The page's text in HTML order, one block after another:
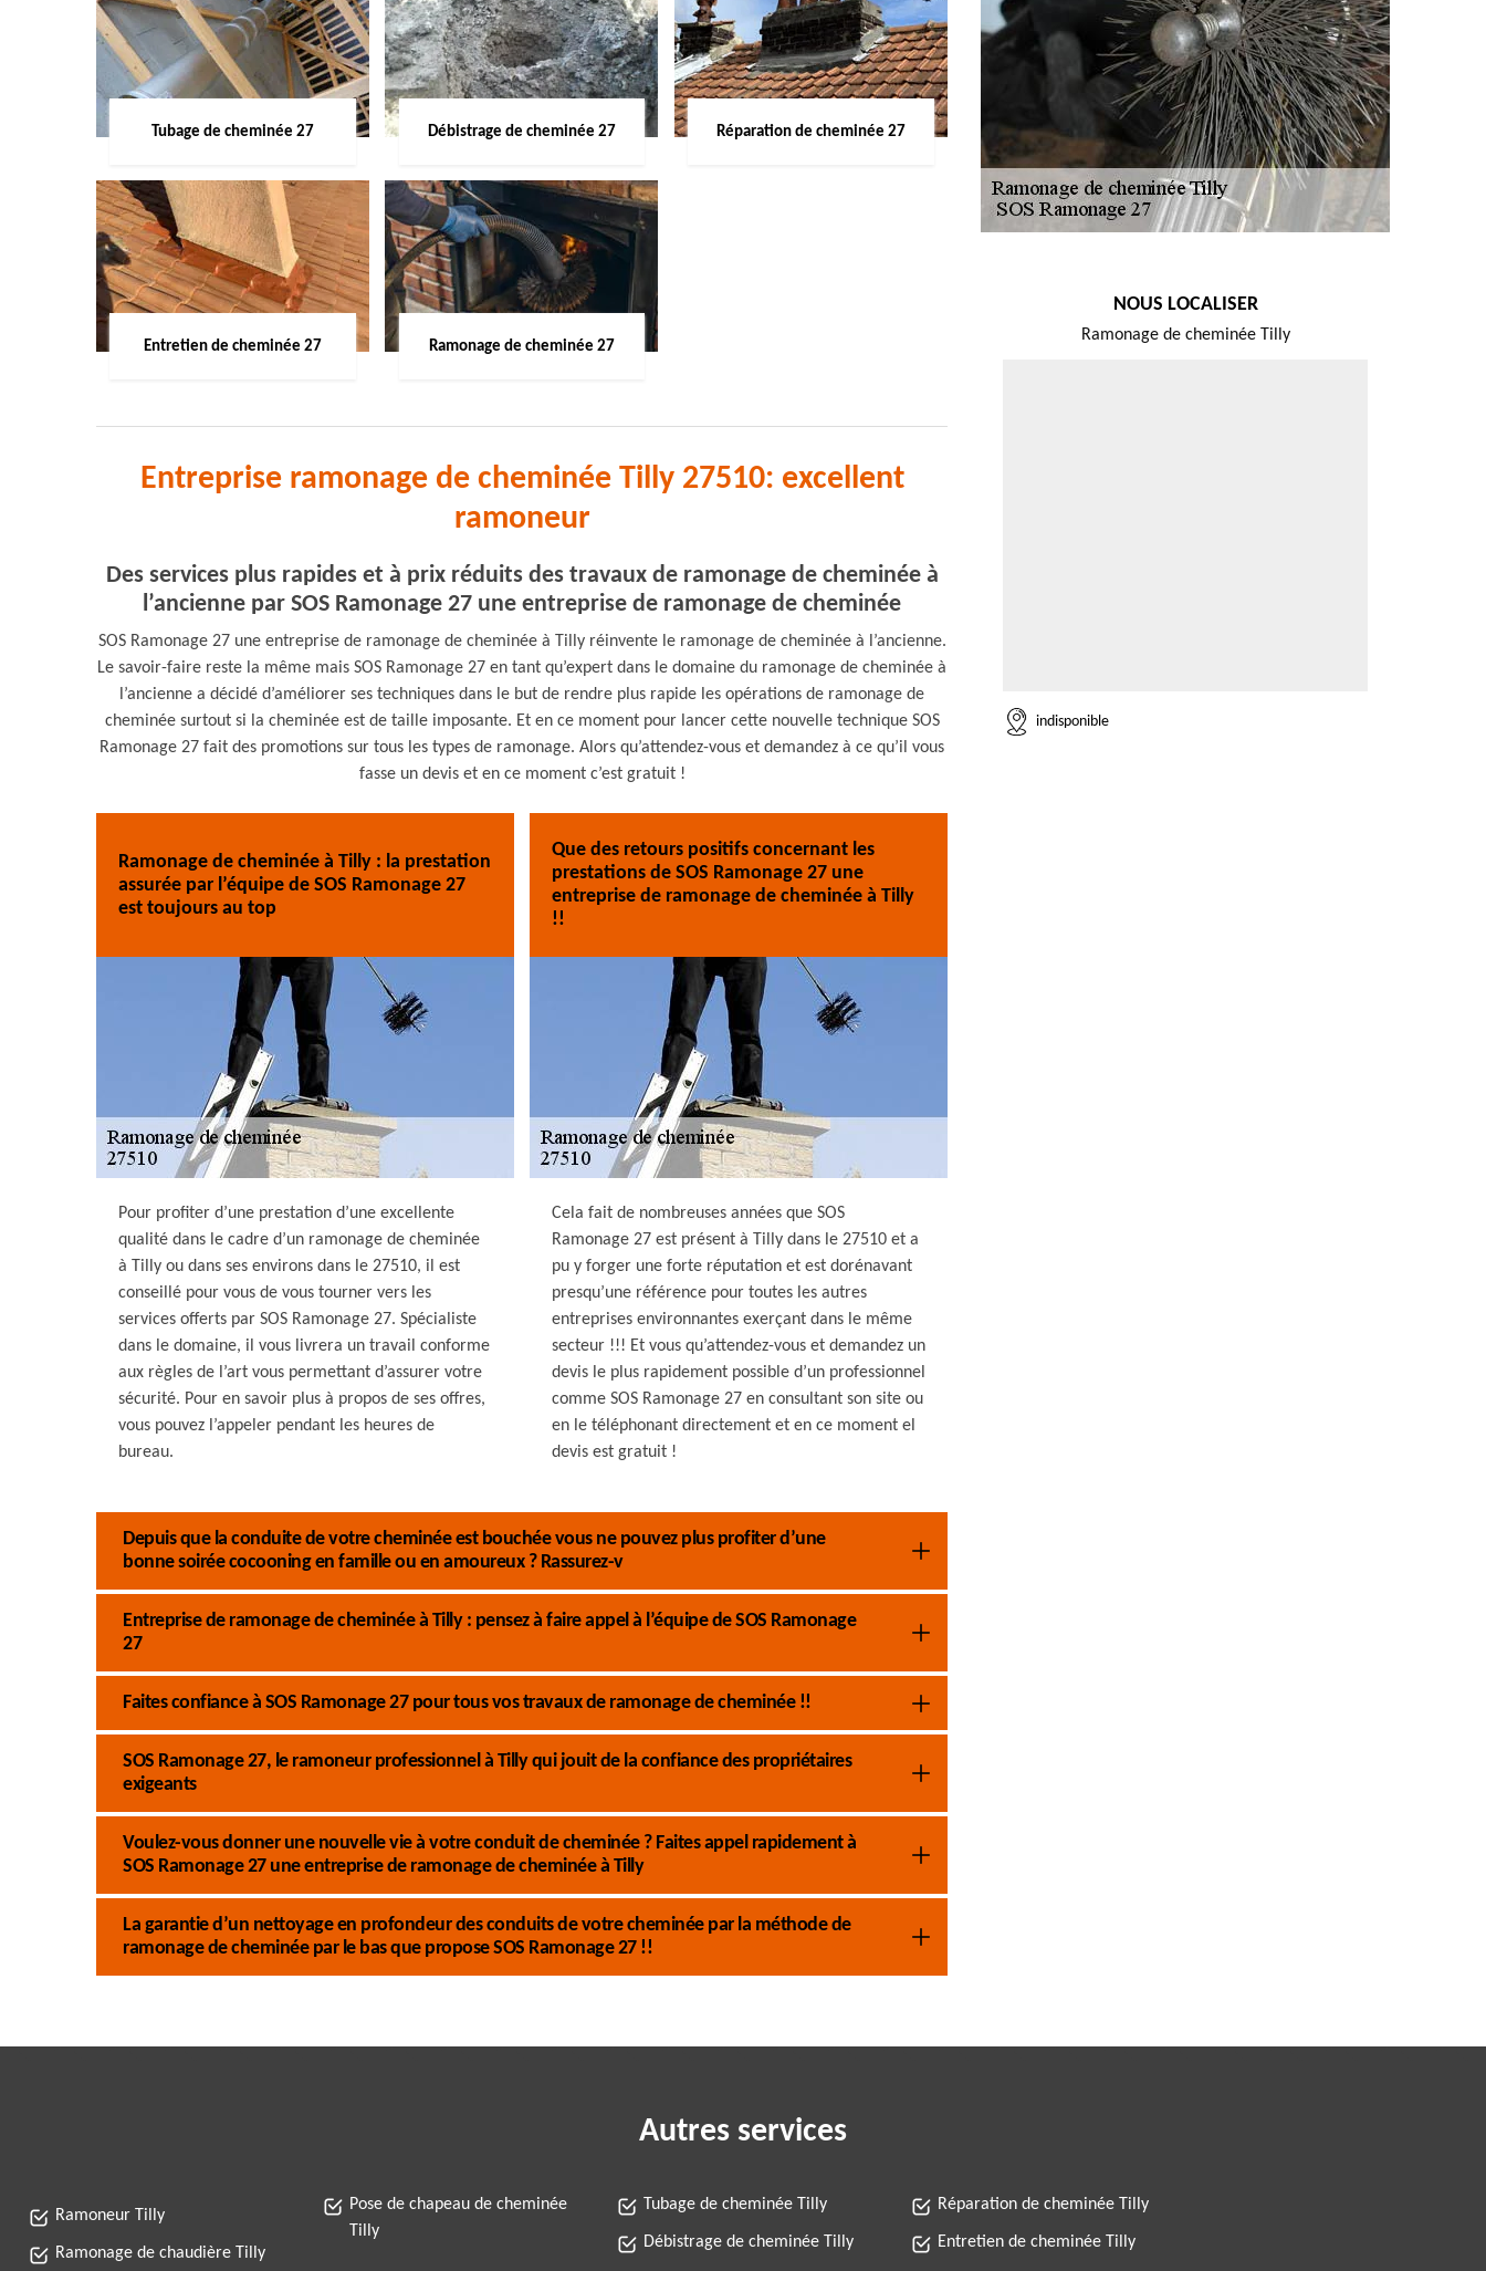
Tubage de cheminée 27 Débistrage de cheminée 27 Réparation de cheminée 27
Entretien de cheminée 27 Ramonage de cheminée 27
Entreprise ramonage de cheminée Tilly 27510: excellent
ramoneur
Des services plus rapides et à prix réduits des travaux de ramonage de cheminée à
l’ancienne par SOS Ramonage 27 une entreprise de ramonage de cheminée
SOS Ramonage 27 une entreprise de ramonage de cheminée à Tilly réinvente le ramonage de cheminée à l’ancienne.
Le savoir-faire reste la même mais SOS Ramonage 27 en tant qu’expert dans le domaine du ramonage de cheminée à
l’ancienne a décidé d’améliorer ses techniques dans le but de rendre plus rapide les opérations de ramonage de
cheminée surtout si la cheminée est de taille imposante. Et en ce moment pour lancer cette nouvelle technique SOS
Ramonage 27 fait des promotions sur tous les types de ramonage. Alors qu’attendez-vous et demandez à ce qu’il vous
fasse un devis et en ce moment c’est gratuit !
Ramonage de cheminée à Tilly : la prestation
assurée par l’équipe de SOS Ramonage 27
est toujours au top
Pour profiter d’une prestation d’une excellente
qualité dans le cadre d’un ramonage de cheminée
à Tilly ou dans ses environs dans le 27510, il est
conseillé pour vous de vous tourner vers les
services offerts par SOS Ramonage 27. Spécialiste
dans le domaine, il vous livrera un travail conforme
aux règles de l’art vous permettant d’assurer votre
sécurité. Pour en savoir plus à propos de ses offres,
vous pouvez l’appeler pendant les heures de
bureau.
Que des retours positifs concernant les
prestations de SOS Ramonage 27 une
entreprise de ramonage de cheminée à Tilly
!!
Cela fait de nombreuses années que SOS
Ramonage 27 est présent à Tilly dans le 27510 et a
pu y forger une forte réputation et est dorénavant
presqu’une référence pour toutes les autres
entreprises environnantes exerçant dans le même
secteur !!! Et vous qu’attendez-vous et demandez un
devis le plus rapidement possible d’un professionnel
comme SOS Ramonage 27 en consultant son site ou
en le téléphonant directement et en ce moment el
devis est gratuit !
Depuis que la conduite de votre cheminée est bouchée vous ne pouvez plus profiter d’une
bonne soirée cocooning en famille ou en amoureux ? Rassurez-v
Entreprise de ramonage de cheminée à Tilly : pensez à faire appel à l’équipe de SOS Ramonage
27
Faites confiance à SOS Ramonage 27 pour tous vos travaux de ramonage de cheminée !!
SOS Ramonage 27, le ramoneur professionnel à Tilly qui jouit de la confiance des propriétaires
exigeants
Voulez-vous donner une nouvelle vie à votre conduit de cheminée ? Faites appel rapidement à
SOS Ramonage 27 une entreprise de ramonage de cheminée à Tilly
La garantie d’un nettoyage en profondeur des conduits de votre cheminée par la méthode de
ramonage de cheminée par le bas que propose SOS Ramonage 27 !!
NOUS LOCALISER
Ramonage de cheminée Tilly
indisponible
Autres services
Ramoneur Tilly
Ramonage de chaudière Tilly
Pose de chapeau de cheminée
Tilly
Tubage de cheminée Tilly
Débistrage de cheminée Tilly
Réparation de cheminée Tilly
Entretien de cheminée Tilly